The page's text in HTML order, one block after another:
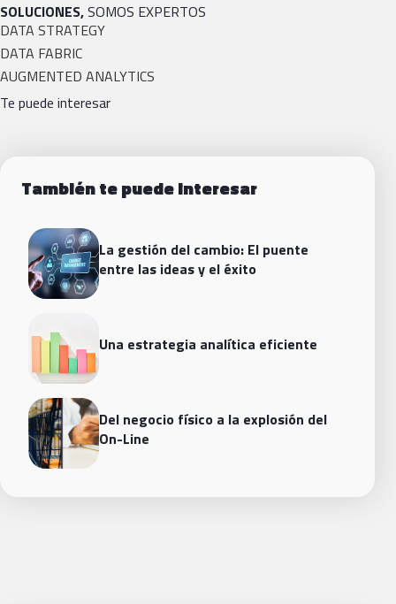
SOLUCIONES,SOMOS EXPERTOS
DATA STRATEGY
DATA FABRIC
AUGMENTED ANALYTICS
Te puede interesar
También te puede interesar
La gestión del cambio: El puente
entre las ideas y el éxito
Una estrategia analítica eficiente
Del negocio físico a la explosión del
On-Line